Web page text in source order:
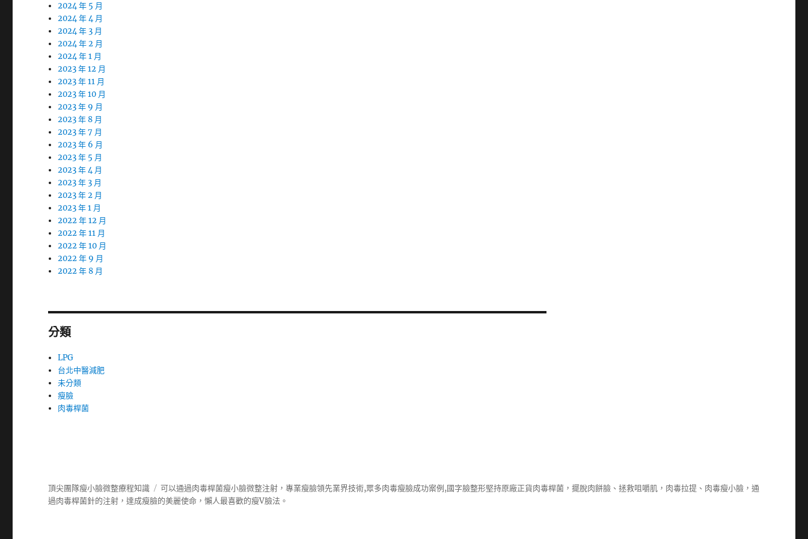
2024 年 5 月
2024 年 4 月
2024 年 3 月
2024 年 2 月
2024 年 1 月
2023 年 12 月
2023 年 11 月
2023 年 10 月
2023 年 9 月
2023 年 8 月
2023 年 7 月
2023 年 6 月
2023 年 5 月
2023 年 4 月
2023 年 3 月
2023 年 2 月
2023 年 1 月
2022 年 12 月
2022 年 11 月
2022 年 10 月
2022 年 9 月
2022 年 8 月
分類
LPG
台北中醫減肥
未分類
瘦臉
肉毒桿菌
頂尖團隊瘦小臉微整療程知識 可以通過肉毒桿菌瘦小臉微整注射，專業瘦臉領先業界技術,眾多肉毒瘦臉成功案例,國字臉整形堅持原廠正貨肉毒桿菌，擺脫肉餅臉、拯救咀嚼肌，肉毒拉提、肉毒瘦小臉，通
過肉毒桿菌針的注射，達成瘦臉的美麗使命，懶人最喜歡的瘦V臉法。